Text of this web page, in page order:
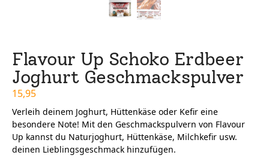
Flavour Up Schoko Erdbeer
Joghurt Geschmackspulver
15,95
Verleih deinem Joghurt, Hüttenkäse oder Kefir eine
besondere Note! Mit den Geschmackspulvern von Flavour
Up kannst du Naturjoghurt, Hüttenkäse, Milchkefir usw.
deinen Lieblingsgeschmack hinzufügen.